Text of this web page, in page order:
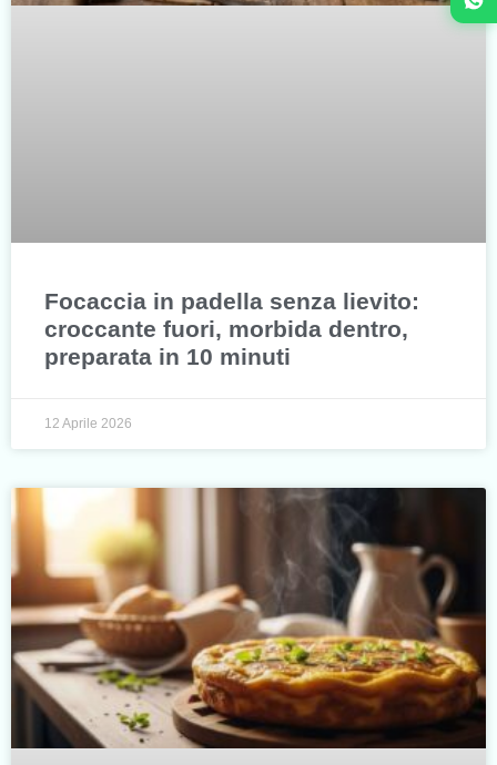
Focaccia in padella senza lievito:
croccante fuori, morbida dentro,
preparata in 10 minuti
12 Aprile 2026